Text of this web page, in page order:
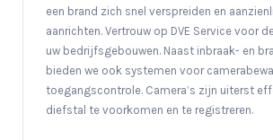
een brand zich snel verspreiden en
aanrichten. Vertrouw op DVE Service voor
uw bedrijfsgebouwen. Naast inbraak- en
bieden we ook systemen voor
toegangscontrole. Camera’s zijn uiterst
diefstal te voorkomen en te registreren.